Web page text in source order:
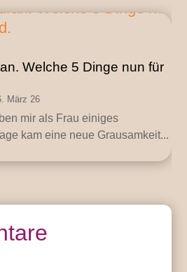
Welche 5 Dinge nun für
März 26
mir als Frau einiges
kam eine neue Grausamkeit...